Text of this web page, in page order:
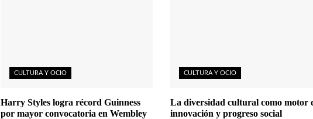
CULTURA Y OCIO
Harry Styles logra récord Guinness
por mayor convocatoria en Wembley
CULTURA Y OCIO
La diversidad cultural como motor
innovación y progreso social